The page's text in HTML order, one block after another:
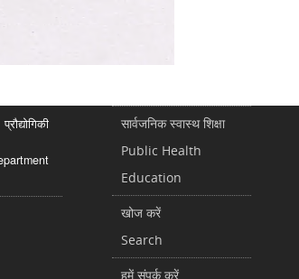
सार्वजनिक स्वास्थ शिक्षा
Public Health
Education
खोज करें
Search
हमें संपर्क करें